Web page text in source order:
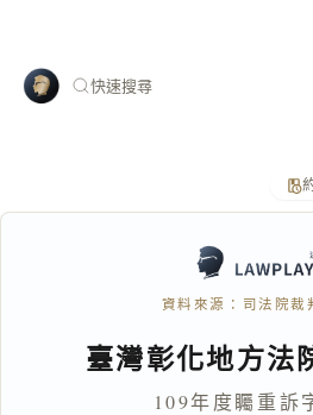
快速搜尋
資料來源：司法院裁
臺灣彰化地方法
109年度矚重訴